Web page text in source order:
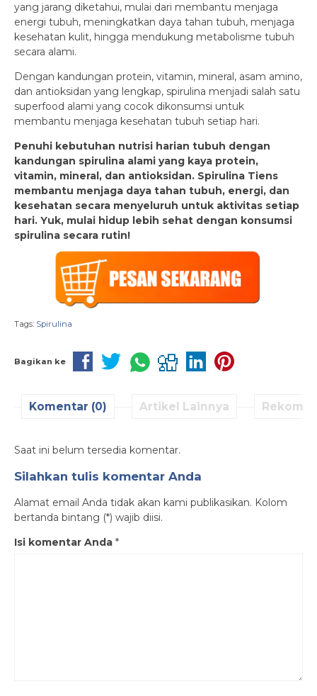
yang jarang diketahui, mulai dari membantu menjaga
energi tubuh, meningkatkan daya tahan tubuh, menjaga
kesehatan kulit, hingga mendukung metabolisme tubuh
secara alami.
Dengan kandungan protein, vitamin, mineral, asam amino,
dan antioksidan yang lengkap, spirulina menjadi salah satu
superfood alami yang cocok dikonsumsi untuk
membantu menjaga kesehatan tubuh setiap hari.
Penuhi kebutuhan nutrisi harian tubuh dengan
kandungan spirulina alami yang kaya protein,
vitamin, mineral, dan antioksidan. Spirulina Tiens
membantu menjaga daya tahan tubuh, energi, dan
kesehatan secara menyeluruh untuk aktivitas setiap
hari. Yuk, mulai hidup lebih sehat dengan konsumsi
spirulina secara rutin!
Tags: Spirulina
Bagikan ke
Komentar (0) Artikel Lainnya
Saat ini belum tersedia komentar.
Silahkan tulis komentar Anda
Alamat email Anda tidak akan kami publikasikan. Kolom
bertanda bintang (*) wajib diisi.
Isi komentar Anda *